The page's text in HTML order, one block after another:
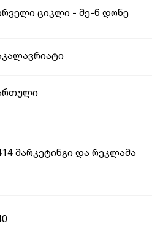
ციკლი - მე-6 დონე
მარკეტინგი და რეკლამა